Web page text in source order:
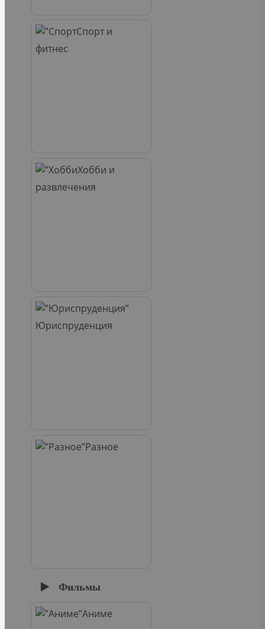
Спорт и
фитнес
Хобби и
развлечения
Юриспруденция
Разное
Фильмы
Аниме